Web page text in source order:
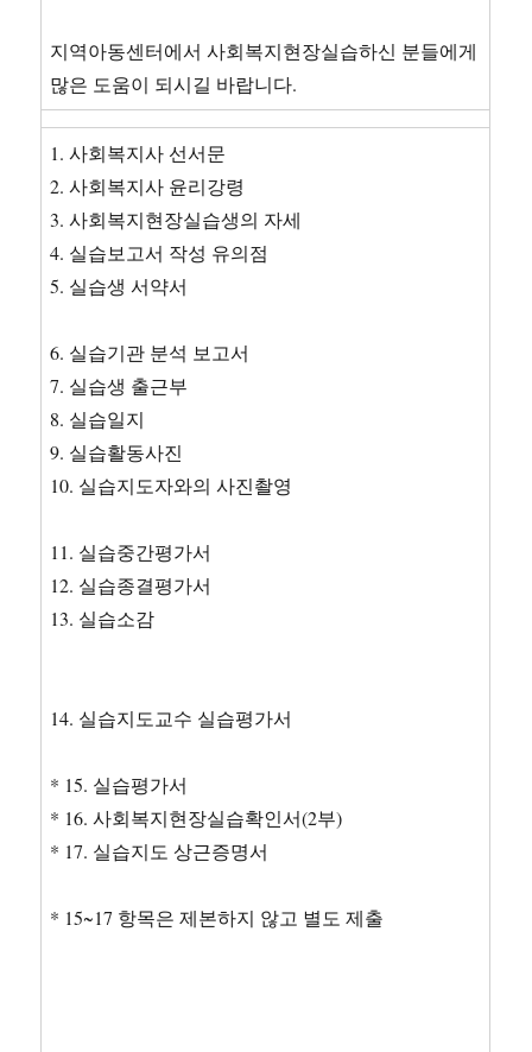
지역아동센터에서 사회복지현장실습하신 분들에게
많은 도움이 되시길 바랍니다.
1. 사회복지사 선서문
2. 사회복지사 윤리강령
3. 사회복지현장실습생의 자세
4. 실습보고서 작성 유의점
5. 실습생 서약서
6. 실습기관 분석 보고서
7. 실습생 출근부
8. 실습일지
9. 실습활동사진
10. 실습지도자와의 사진촬영
11. 실습중간평가서
12. 실습종결평가서
13. 실습소감
14. 실습지도교수 실습평가서
* 15. 실습평가서
* 16. 사회복지현장실습확인서(2부)
* 17. 실습지도 상근증명서
* 15~17 항목은 제본하지 않고 별도 제출